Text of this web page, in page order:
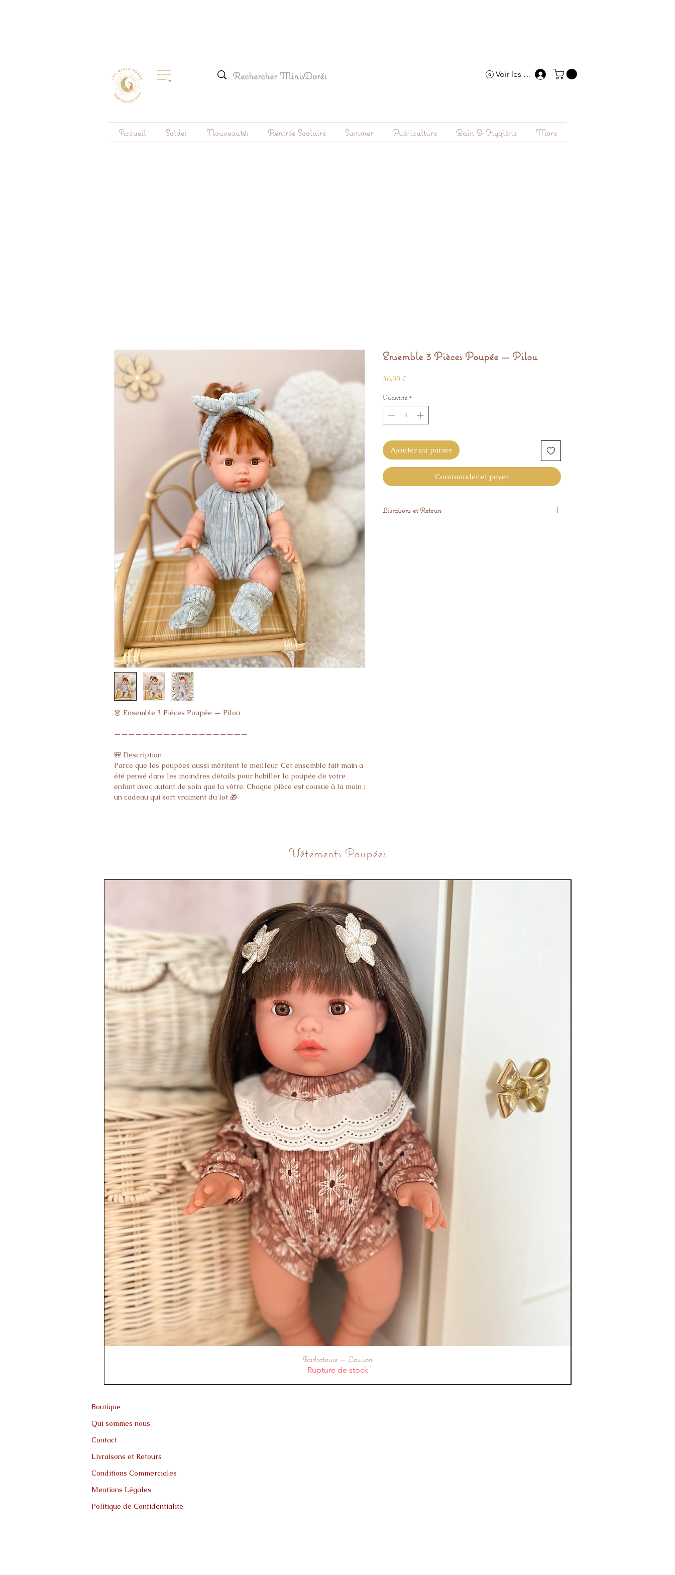
Voir les points
Accueil Soldes Nouveautés Rentrée Scolaire Summer Puériculture Bain & Hygiène More
👗 Ensemble 3 Pièces Poupée — Pilou
———————————————————
🎒 Description
Parce que les poupées aussi méritent le meilleur. Cet ensemble fait main a
été pensé dans les moindres détails pour habiller la poupée de votre
enfant avec autant de soin que la vôtre. Chaque pièce est cousue à la main :
un cadeau qui sort vraiment du lot 🎁
- 100 % fait main — chaque pièce est cousue une à une
Ensemble 3 Pièces Poupée — Pilou
36,90 €Prix
Quantité *
Ajouter au panier
Commander et payer
Livraisons et Retours
Vêtements Poupées
Aperçu rapide
Barboteuse — Louison
Rupture de stock
Boutique
Qui sommes nous
Contact
Livraisons et Retours
Conditions Commerciales
Mentions Légales
Politique de Confidentialité